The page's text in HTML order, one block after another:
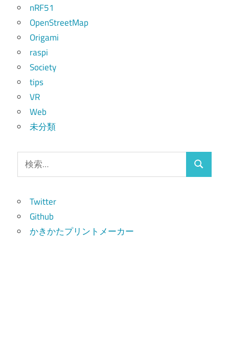
nRF51
OpenStreetMap
Origami
raspi
Society
tips
VR
Web
未分類
索:
検
Twitter
Github
かきかたプリントメーカー